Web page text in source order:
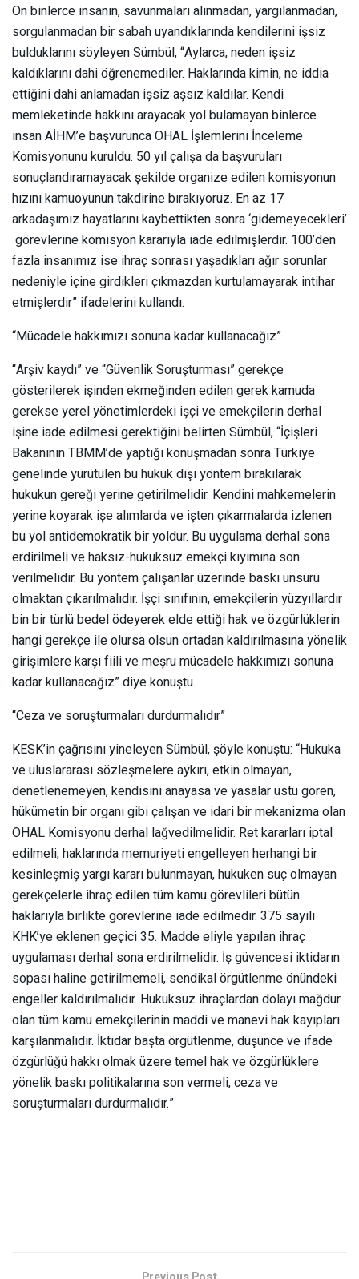
On binlerce insanın, savunmaları alınmadan, yargılanmadan,
sorgulanmadan bir sabah uyandıklarında kendilerini işsiz
bulduklarını söyleyen Sümbül, “Aylarca, neden işsiz
kaldıklarını dahi öğrenemediler. Haklarında kimin, ne iddia
ettiğini dahi anlamadan işsiz aşsız kaldılar. Kendi
memleketinde hakkını arayacak yol bulamayan binlerce
insan AİHM’e başvurunca OHAL İşlemlerini İnceleme
Komisyonunu kuruldu. 50 yıl çalışa da başvuruları
sonuçlandıramayacak şekilde organize edilen komisyonun
hızını kamuoyunun takdirine bırakıyoruz. En az 17
arkadaşımız hayatlarını kaybettikten sonra ‘gidemeyecekleri’
görevlerine komisyon kararıyla iade edilmişlerdir. 100’den
fazla insanımız ise ihraç sonrası yaşadıkları ağır sorunlar
nedeniyle içine girdikleri çıkmazdan kurtulamayarak intihar
etmişlerdir” ifadelerini kullandı.
“Mücadele hakkımızı sonuna kadar kullanacağız”
“Arşiv kaydı” ve “Güvenlik Soruşturması” gerekçe
gösterilerek işinden ekmeğinden edilen gerek kamuda
gerekse yerel yönetimlerdeki işçi ve emekçilerin derhal
işine iade edilmesi gerektiğini belirten Sümbül, “İçişleri
Bakanının TBMM’de yaptığı konuşmadan sonra Türkiye
genelinde yürütülen bu hukuk dışı yöntem bırakılarak
hukukun gereği yerine getirilmelidir. Kendini mahkemelerin
yerine koyarak işe alımlarda ve işten çıkarmalarda izlenen
bu yol antidemokratik bir yoldur. Bu uygulama derhal sona
erdirilmeli ve haksız-hukuksuz emekçi kıyımına son
verilmelidir. Bu yöntem çalışanlar üzerinde baskı unsuru
olmaktan çıkarılmalıdır. İşçi sınıfının, emekçilerin yüzyıllardır
bin bir türlü bedel ödeyerek elde ettiği hak ve özgürlüklerin
hangi gerekçe ile olursa olsun ortadan kaldırılmasına yönelik
girişimlere karşı fiili ve meşru mücadele hakkımızı sonuna
kadar kullanacağız” diye konuştu.
“Ceza ve soruşturmaları durdurmalıdır”
KESK’in çağrısını yineleyen Sümbül, şöyle konuştu: “Hukuka
ve uluslararası sözleşmelere aykırı, etkin olmayan,
denetlenemeyen, kendisini anayasa ve yasalar üstü gören,
hükümetin bir organı gibi çalışan ve idari bir mekanizma olan
OHAL Komisyonu derhal lağvedilmelidir. Ret kararları iptal
edilmeli, haklarında memuriyeti engelleyen herhangi bir
kesinleşmiş yargı kararı bulunmayan, hukuken suç olmayan
gerekçelerle ihraç edilen tüm kamu görevlileri bütün
haklarıyla birlikte görevlerine iade edilmedir. 375 sayılı
KHK’ye eklenen geçici 35. Madde eliyle yapılan ihraç
uygulaması derhal sona erdirilmelidir. İş güvencesi iktidarın
sopası haline getirilmemeli, sendikal örgütlenme önündeki
engeller kaldırılmalıdır. Hukuksuz ihraçlardan dolayı mağdur
olan tüm kamu emekçilerinin maddi ve manevi hak kayıpları
karşılanmalıdır. İktidar başta örgütlenme, düşünce ve ifade
özgürlüğü hakkı olmak üzere temel hak ve özgürlüklere
yönelik baskı politikalarına son vermeli, ceza ve
soruşturmaları durdurmalıdır.”